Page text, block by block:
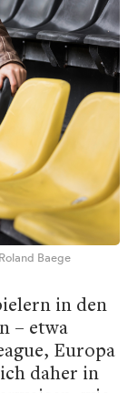
Baege
in den
– etwa
Europa
daher in